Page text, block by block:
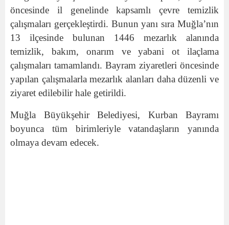
öncesinde il genelinde kapsamlı çevre temizlik
çalışmaları gerçekleştirdi. Bunun yanı sıra Muğla’nın
13 ilçesinde bulunan 1446 mezarlık alanında
temizlik, bakım, onarım ve yabani ot ilaçlama
çalışmaları tamamlandı. Bayram ziyaretleri öncesinde
yapılan çalışmalarla mezarlık alanları daha düzenli ve
ziyaret edilebilir hale getirildi.
Muğla Büyükşehir Belediyesi, Kurban Bayramı
boyunca tüm birimleriyle vatandaşların yanında
olmaya devam edecek.